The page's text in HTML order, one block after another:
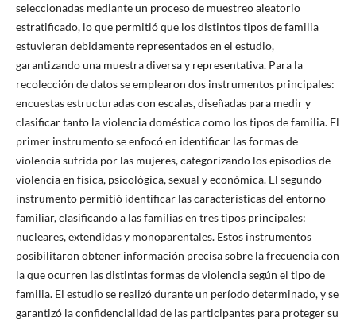
seleccionadas mediante un proceso de muestreo aleatorio
estratificado, lo que permitió que los distintos tipos de familia
estuvieran debidamente representados en el estudio,
garantizando una muestra diversa y representativa. Para la
recolección de datos se emplearon dos instrumentos principales:
encuestas estructuradas con escalas, diseñadas para medir y
clasificar tanto la violencia doméstica como los tipos de familia. El
primer instrumento se enfocó en identificar las formas de
violencia sufrida por las mujeres, categorizando los episodios de
violencia en física, psicológica, sexual y económica. El segundo
instrumento permitió identificar las características del entorno
familiar, clasificando a las familias en tres tipos principales:
nucleares, extendidas y monoparentales. Estos instrumentos
posibilitaron obtener información precisa sobre la frecuencia con
la que ocurren las distintas formas de violencia según el tipo de
familia. El estudio se realizó durante un período determinado, y se
garantizó la confidencialidad de las participantes para proteger su